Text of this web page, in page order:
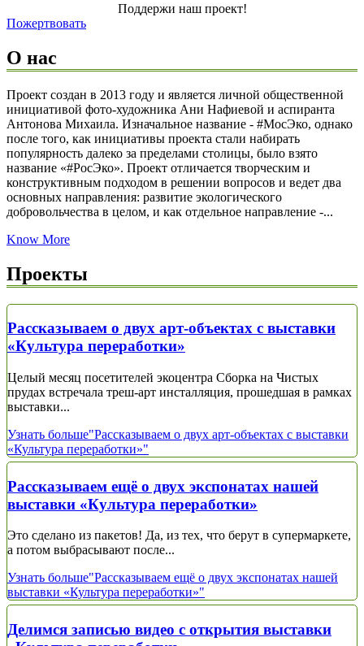
Поддержи наш проект!
Пожертвовать
О нас
Проект создан в 2013 году и является личной общественной
инициативой фото-художника Ани Нафиевой и аспиранта
Антонова Михаила. Изначальное название - #МосЭко, однако
после того, как инициативы проекта стали набирать
популярность далеко за пределами столицы, было взято
название «#РосЭко». Проект отличается творческим и
конструктивным подходом в решении вопросов и ведет два
основных направления: развитие экологического
добровольчества в целом, и как отдельное направление -...
Know More
Проекты
Рассказываем о двух арт-объектах с выставки
«Культура переработки»
Целый месяц посетителей экоцентра Сборка на Чистых
прудах встречала треш-арт инсталляция, прошедшая в рамках
выставки...
Узнать больше"Рассказываем о двух арт-объектах с выставки
«Культура переработки»"
Рассказываем ещё о двух экспонатах нашей
выставки «Культура переработки»
Это сделано из пакетов! Да, из тех, что берут в супермаркете,
а потом выбрасывают после...
Узнать больше"Рассказываем ещё о двух экспонатах нашей
выставки «Культура переработки»"
Делимся записью видео с открытия выставки